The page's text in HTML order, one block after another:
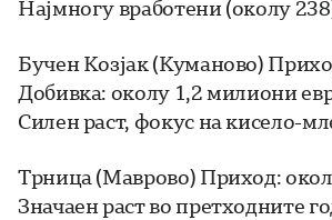
Најмногу вработени (околу
Бучен Козјак (Куманово)
Добивка: околу 1,2 милиони
Силен раст, фокус на кисело-
Трница (Маврово) Приход:
Значаен раст во претходните